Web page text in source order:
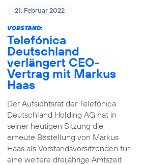
21. Februar 2022
VORSTAND:
Telefónica
Deutschland
verlängert CEO-
Vertrag mit Markus
Haas
Der Aufsichtsrat der Telefónica
Deutschland Holding AG hat in
seiner heutigen Sitzung die
erneute Bestellung von Markus
Haas als Vorstandsvorsitzenden für
eine weitere dreijährige Amtszeit